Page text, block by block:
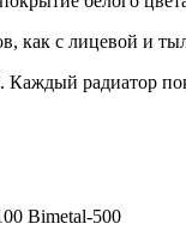
как с лицевой и
Каждый радиатор